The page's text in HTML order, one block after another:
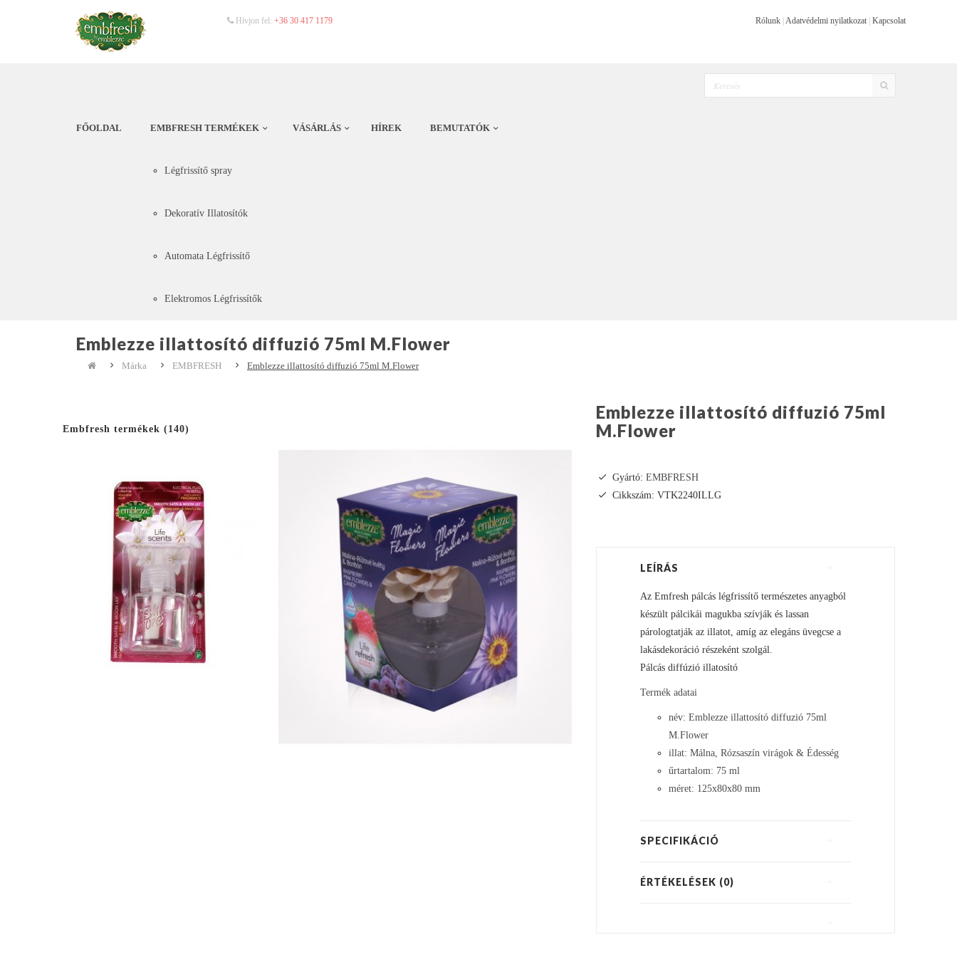
Hívjon fel: +36 30 417 1179 Rólunk Adatvédelmi nyilatkozat Kapcsolat
FŐOLDAL EMBFRESH TERMÉKEK
Légfrissítő spray
Dekoratív Illatosítók
Automata Légfrissítő
Elektromos Légfrissítők
VÁSÁRLÁS HÍREK BEMUTATÓK
Emblezze illattosító diffuzió 75ml M.Flower
Márka EMBFRESH Emblezze illattosító diffuzió 75ml M.Flower
Embfresh termékek (140)
Emblezze illattosító diffuzió 75ml
M.Flower
Gyártó: EMBFRESH
Cikkszám: VTK2240ILLG
LEÍRÁS
Az Emfresh pálcás légfrissítő természetes anyagból
készült pálcikái magukba szívják és lassan
párologtatják az illatot, amíg az elegáns üvegcse a
lakásdekoráció részeként szolgál.
Pálcás diffúzió illatosító
Termék adatai
név: Emblezze illattosító diffuzió 75ml
M.Flower
illat: Málna, Rózsaszín virágok & Édesség
űrtartalom: 75 ml
méret: 125x80x80 mm
SPECIFIKÁCIÓ
ÉRTÉKELÉSEK (0)